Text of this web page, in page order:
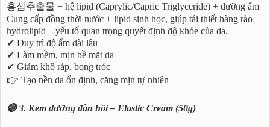
홍삼추출물 + hệ lipid (Caprylic/Capric Triglyceride) + dưỡng ẩm
Cung cấp đồng thời nước + lipid sinh học, giúp tái thiết hàng rào
hydrolipid – yếu tố quan trọng quyết định độ khỏe của da.
✔ Duy trì độ ẩm dài lâu
✔ Làm mềm, mịn bề mặt da
✔ Giảm khô ráp, bong tróc
👉 Tạo nền da ổn định, căng mịn tự nhiên
🔴 3. Kem dưỡng đàn hồi – Elastic Cream (50g)